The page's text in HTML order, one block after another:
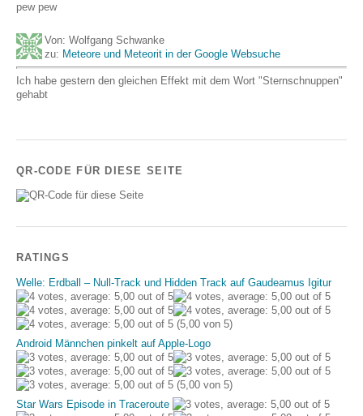
pew pew
Von: Wolfgang Schwanke
zu: Meteore und Meteorit in der Google Websuche
Ich habe gestern den gleichen Effekt mit dem Wort "Sternschnuppen"
gehabt
QR-CODE FÜR DIESE SEITE
RATINGS
Welle: Erdball – Null-Track und Hidden Track auf Gaudeamus Igitur
(5,00 von 5)
Android Männchen pinkelt auf Apple-Logo
(5,00 von 5)
Star Wars Episode in Traceroute